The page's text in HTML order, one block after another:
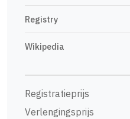
Registry
Wikipedia
Registratieprijs
Verlengingsprijs